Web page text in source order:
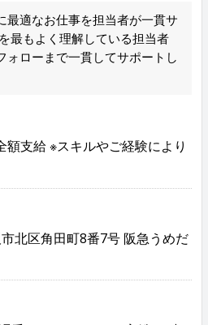
最適なお仕事を担当者が一貫サ
最もよく理解している担当者
ォローまで一貫してサポートし
支給 ※スキルやご経験により
北区角田町8番7号 阪急うめだ